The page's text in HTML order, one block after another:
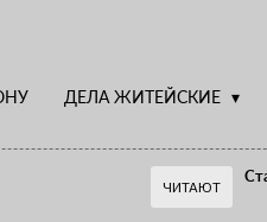
ДЕЛА ЖИТЕЙСКИЕ
ЧИТАЮТ